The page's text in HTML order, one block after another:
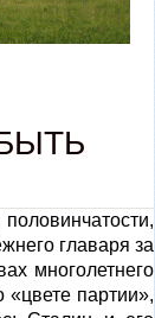
главаря за
многолетнего
партии»,